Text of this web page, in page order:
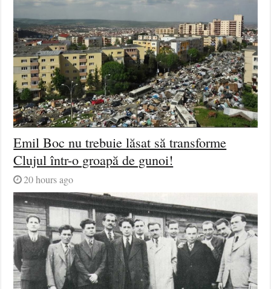
Emil Boc nu trebuie lăsat să transforme
Clujul într-o groapă de gunoi!
20 hours ago